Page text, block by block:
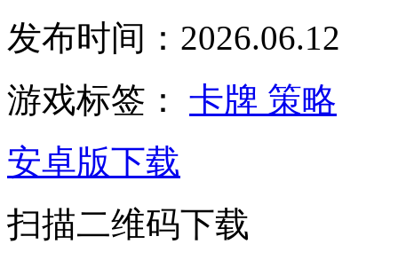
发布时间：2026.06.12
游戏标签： 卡牌 策略
安卓版下载
扫描二维码下载